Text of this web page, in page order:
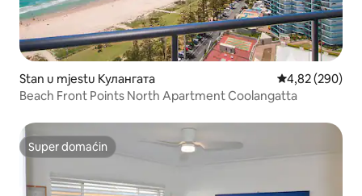
Stan u mjestu Кулангата prosječna
4,82 (290)
Beach Front Points North Apartment Coolangatta
Super domaćin
Super domaćin